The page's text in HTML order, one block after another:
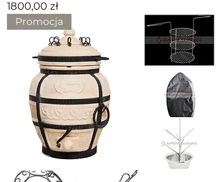
Cena
1800,00 zł
Promocja